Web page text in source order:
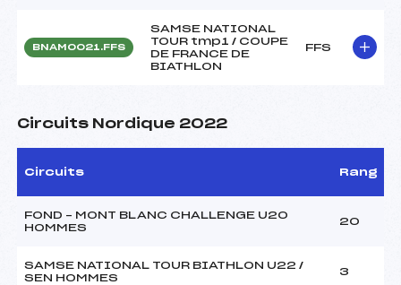
BNAM0021.FFS
SAMSE NATIONAL
TOUR tmp1 / COUPE
DE FRANCE DE
BIATHLON
FFS
Circuits Nordique 2022
Circuits Rang
FOND – MONT BLANC CHALLENGE U20
HOMMES
20
SAMSE NATIONAL TOUR BIATHLON U22 /
SEN HOMMES
3